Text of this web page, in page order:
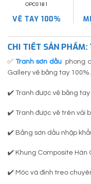
VẼ TAY 100%
CHI TIẾT SẢN
✅Tranh sơn dầuphong
Gallery vẽ bằng tay 100%.
✔️ Tranh được vẽ bằng tay
✔️ Tranh được vẽ trên vải
✔️ Bằng sơn dầu nhập
✔️ Khung Composite Hàn
✔️ Móc và đinh treo